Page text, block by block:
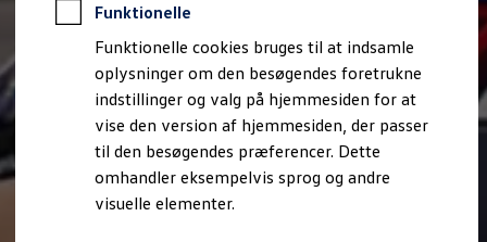
Funktionelle
Funktionelle cookies bruges til at indsamle
oplysninger om den besøgendes foretrukne
indstillinger og valg på hjemmesiden for at
vise den version af hjemmesiden, der passer
til den besøgendes præferencer. Dette
omhandler eksempelvis sprog og andre
visuelle elementer.
Book en prøvetur
Bestil et tilbud
Brugte biler
Pendlerleasing
Budgetberegner
Firmabil
Vejen til en ny Volkswagen
Online Privatleasing
Finansiering og forsikring
Volkswagen Forsikring
Volkswagen Finansiering